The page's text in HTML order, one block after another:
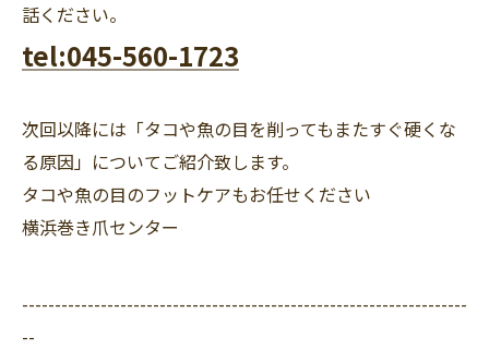
話ください。
tel:045-560-1723
次回以降には「タコや魚の目を削ってもまたすぐ硬くな
る原因」についてご紹介致します。
タコや魚の目のフットケアもお任せください
横浜巻き爪センター
--------------------------------------------------------------------
--